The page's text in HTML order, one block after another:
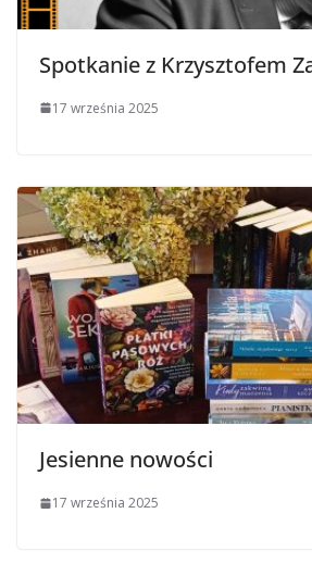
Spotkanie z Krzysztofem
17 września 2025
Jesienne nowości
17 września 2025